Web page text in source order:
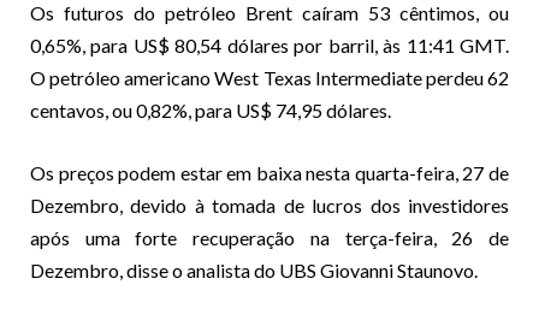
Os futuros do petróleo Brent caíram 53 cêntimos, ou
0,65%, para US$ 80,54 dólares por barril, às 11:41 GMT.
O petróleo americano West Texas Intermediate perdeu 62
centavos, ou 0,82%, para US$ 74,95 dólares.
Os preços podem estar em baixa nesta quarta-feira, 27 de
Dezembro, devido à tomada de lucros dos investidores
após uma forte recuperação na terça-feira, 26 de
Dezembro, disse o analista do UBS Giovanni Staunovo.